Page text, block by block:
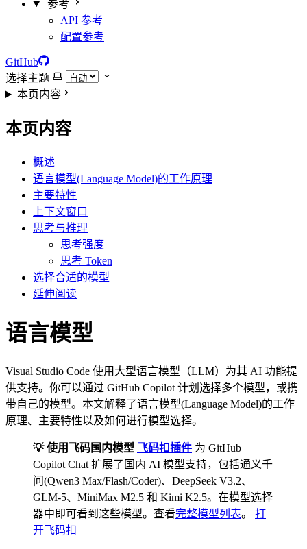
参考
API 参考
配置参考
GitHub
选择主题
本页内容
本页内容
概述
语言模型(Language Model)的工作原理
主要特性
上下文窗口
思考与推理
思考强度
思考 Token
选择合适的模型
延伸阅读
语言模型
Visual Studio Code 使用大型语言模型（LLM）为其 AI 功能提
供支持。你可以通过 GitHub Copilot 计划选择多个模型，或携
带自己的模型。本文解释了语言模型(Language Model)的工作
原理、主要特性以及如何进行模型选择。
💡 使用飞码国内模型 飞码扣插件 为 GitHub
Copilot Chat 扩展了国内 AI 模型支持，包括通义千
问(Qwen3 Max/Flash/Coder)、DeepSeek V3.2、
GLM-5、MiniMax M2.5 和 Kimi K2.5。在模型选择
器中即可看到这些模型。查看完整模型列表。 打
开飞码扣